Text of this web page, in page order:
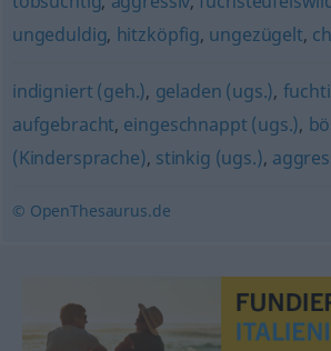
ungeduldig, hitzköpfig, ungezügelt,
indigniert (geh.), geladen (ugs.),
aufgebracht, eingeschnappt (ugs.),
(Kindersprache), stinkig (ugs.),
© OpenThesaurus.de